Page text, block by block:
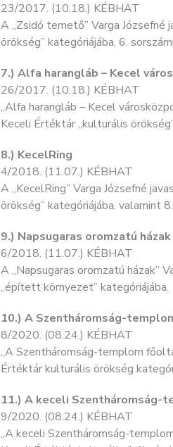
23/2017. (10.18.) KÉBHAT
A „Zsidó temető” Varga
örökség” kategóriájába, 6.
7.) Alfa harangláb – Kecel
26/2017. (10.18.) KÉBHAT
„Alfa harangláb – Kecel
Keceli Értéktár „kulturális
8.) KecelRing
4/2018. (11.07.) KÉBHAT
A „KecelRing” Varga Józsefné
örökség” kategóriájába, valamint
9.) Napsugaras oromzatú házak
6/2018. (11.07.) KÉBHAT
A „Napsugaras oromzatú házak”
„épített környezet” kategóriájába.
10.) A Szentháromság-
8/2020. (08.24.) KÉBHAT
„A Szentháromság-templom
Értéktár kulturális örökség
11.) A keceli Szentháromság-
9/2020. (08.24.) KÉBHAT
„A keceli Szentháromság-